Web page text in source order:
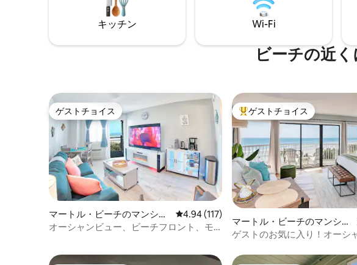
キッチン Wi-Fi
ビーチの近
ゲストチョイス
ゲストチョイス
マートル・ビーチのマンショ
ン・アパート
レビュー117件、5つ星中4.94つ星の平均評価
4.94 (117)
オーシャンビュー、ビーチフロント、モ
大好評のゲストチョイスです
ゲストチョイス
マートル・ビーチのマンショ
ン・アパート
ゲストのお気に入り！オーシ